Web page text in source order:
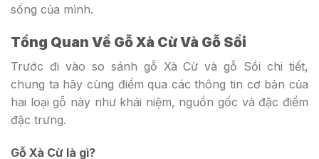
sống của mình.
Tổng Quan Về Gỗ Xà Cừ Và Gỗ Sồi
Trước đi vào so sánh gỗ Xà Cừ và gỗ Sồi chi tiết,
chung ta hãy cùng điểm qua các thông tin cơ bản của
hai loại gỗ này như khái niệm, nguồn gốc và đặc điểm
đặc trưng.
Gỗ Xà Cừ là gì?